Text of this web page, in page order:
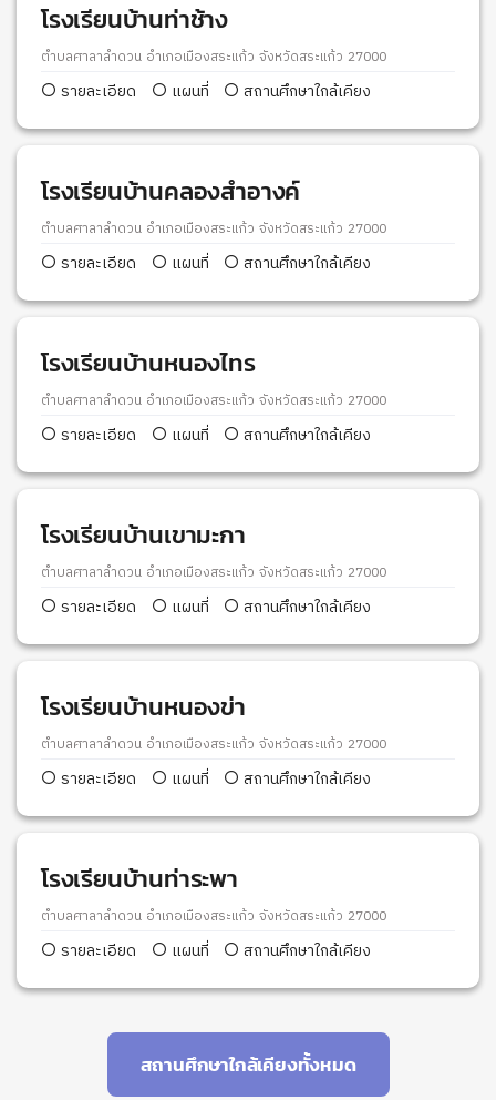
โรงเรียนบ้านท่าช้าง
ตำบลศาลาลำดวน อำเภอเมืองสระแก้ว จังหวัดสระแก้ว 27000
รายละเอียด แผนที่ สถานศึกษาใกล้เคียง
โรงเรียนบ้านคลองสำอางค์
ตำบลศาลาลำดวน อำเภอเมืองสระแก้ว จังหวัดสระแก้ว 27000
รายละเอียด แผนที่ สถานศึกษาใกล้เคียง
โรงเรียนบ้านหนองไทร
ตำบลศาลาลำดวน อำเภอเมืองสระแก้ว จังหวัดสระแก้ว 27000
รายละเอียด แผนที่ สถานศึกษาใกล้เคียง
โรงเรียนบ้านเขามะกา
ตำบลศาลาลำดวน อำเภอเมืองสระแก้ว จังหวัดสระแก้ว 27000
รายละเอียด แผนที่ สถานศึกษาใกล้เคียง
โรงเรียนบ้านหนองข่า
ตำบลศาลาลำดวน อำเภอเมืองสระแก้ว จังหวัดสระแก้ว 27000
รายละเอียด แผนที่ สถานศึกษาใกล้เคียง
โรงเรียนบ้านท่าระพา
ตำบลศาลาลำดวน อำเภอเมืองสระแก้ว จังหวัดสระแก้ว 27000
รายละเอียด แผนที่ สถานศึกษาใกล้เคียง
สถานศึกษาใกล้เคียงทั้งหมด